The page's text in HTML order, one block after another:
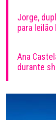
Jorge,
para
Ana
durante